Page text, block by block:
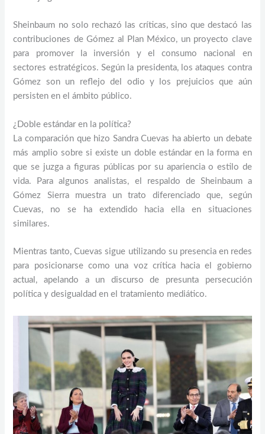
Sheinbaum no solo rechazó las críticas, sino que destacó las
contribuciones de Gómez al Plan México, un proyecto clave
para promover la inversión y el consumo nacional en
sectores estratégicos. Según la presidenta, los ataques contra
Gómez son un reflejo del odio y los prejuicios que aún
persisten en el ámbito público.
¿Doble estándar en la política?
La comparación que hizo Sandra Cuevas ha abierto un debate
más amplio sobre si existe un doble estándar en la forma en
que se juzga a figuras públicas por su apariencia o estilo de
vida. Para algunos analistas, el respaldo de Sheinbaum a
Gómez Sierra muestra un trato diferenciado que, según
Cuevas, no se ha extendido hacia ella en situaciones
similares.
Mientras tanto, Cuevas sigue utilizando su presencia en redes
para posicionarse como una voz crítica hacia el gobierno
actual, apelando a un discurso de presunta persecución
política y desigualdad en el tratamiento mediático.